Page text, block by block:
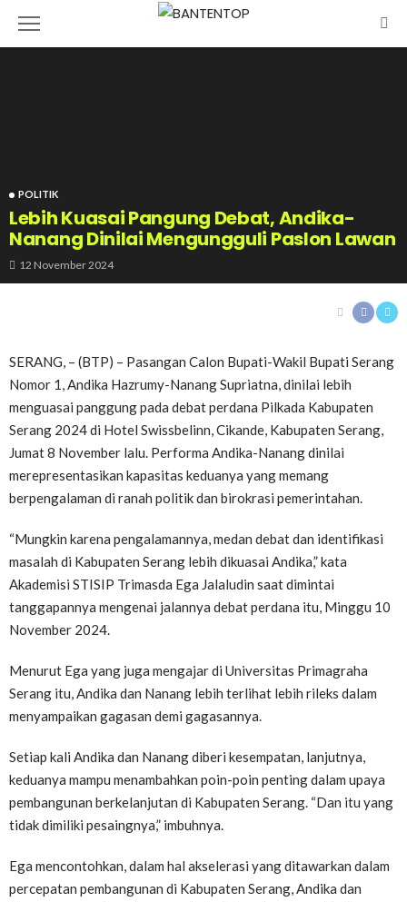
POLITIK
Lebih Kuasai Pangung Debat, Andika-
Nanang Dinilai Mengungguli Paslon Lawan
12 November 2024
SERANG, – (BTP) – Pasangan Calon Bupati-Wakil Bupati Serang
Nomor 1, Andika Hazrumy-Nanang Supriatna, dinilai lebih
menguasai panggung pada debat perdana Pilkada Kabupaten
Serang 2024 di Hotel Swissbelinn, Cikande, Kabupaten Serang,
Jumat 8 November lalu. Performa Andika-Nanang dinilai
merepresentasikan kapasitas keduanya yang memang
berpengalaman di ranah politik dan birokrasi pemerintahan.
“Mungkin karena pengalamannya, medan debat dan identifikasi
masalah di Kabupaten Serang lebih dikuasai Andika,” kata
Akademisi STISIP Trimasda Ega Jalaludin saat dimintai
tanggapannya mengenai jalannya debat perdana itu, Minggu 10
November 2024.
Menurut Ega yang juga mengajar di Universitas Primagraha
Serang itu, Andika dan Nanang lebih terlihat lebih rileks dalam
menyampaikan gagasan demi gagasannya.
Setiap kali Andika dan Nanang diberi kesempatan, lanjutnya,
keduanya mampu menambahkan poin-poin penting dalam upaya
pembangunan berkelanjutan di Kabupaten Serang. “Dan itu yang
tidak dimiliki pesaingnya,” imbuhnya.
Ega mencontohkan, dalam hal akselerasi yang ditawarkan dalam
percepatan pembangunan di Kabupaten Serang, Andika dan